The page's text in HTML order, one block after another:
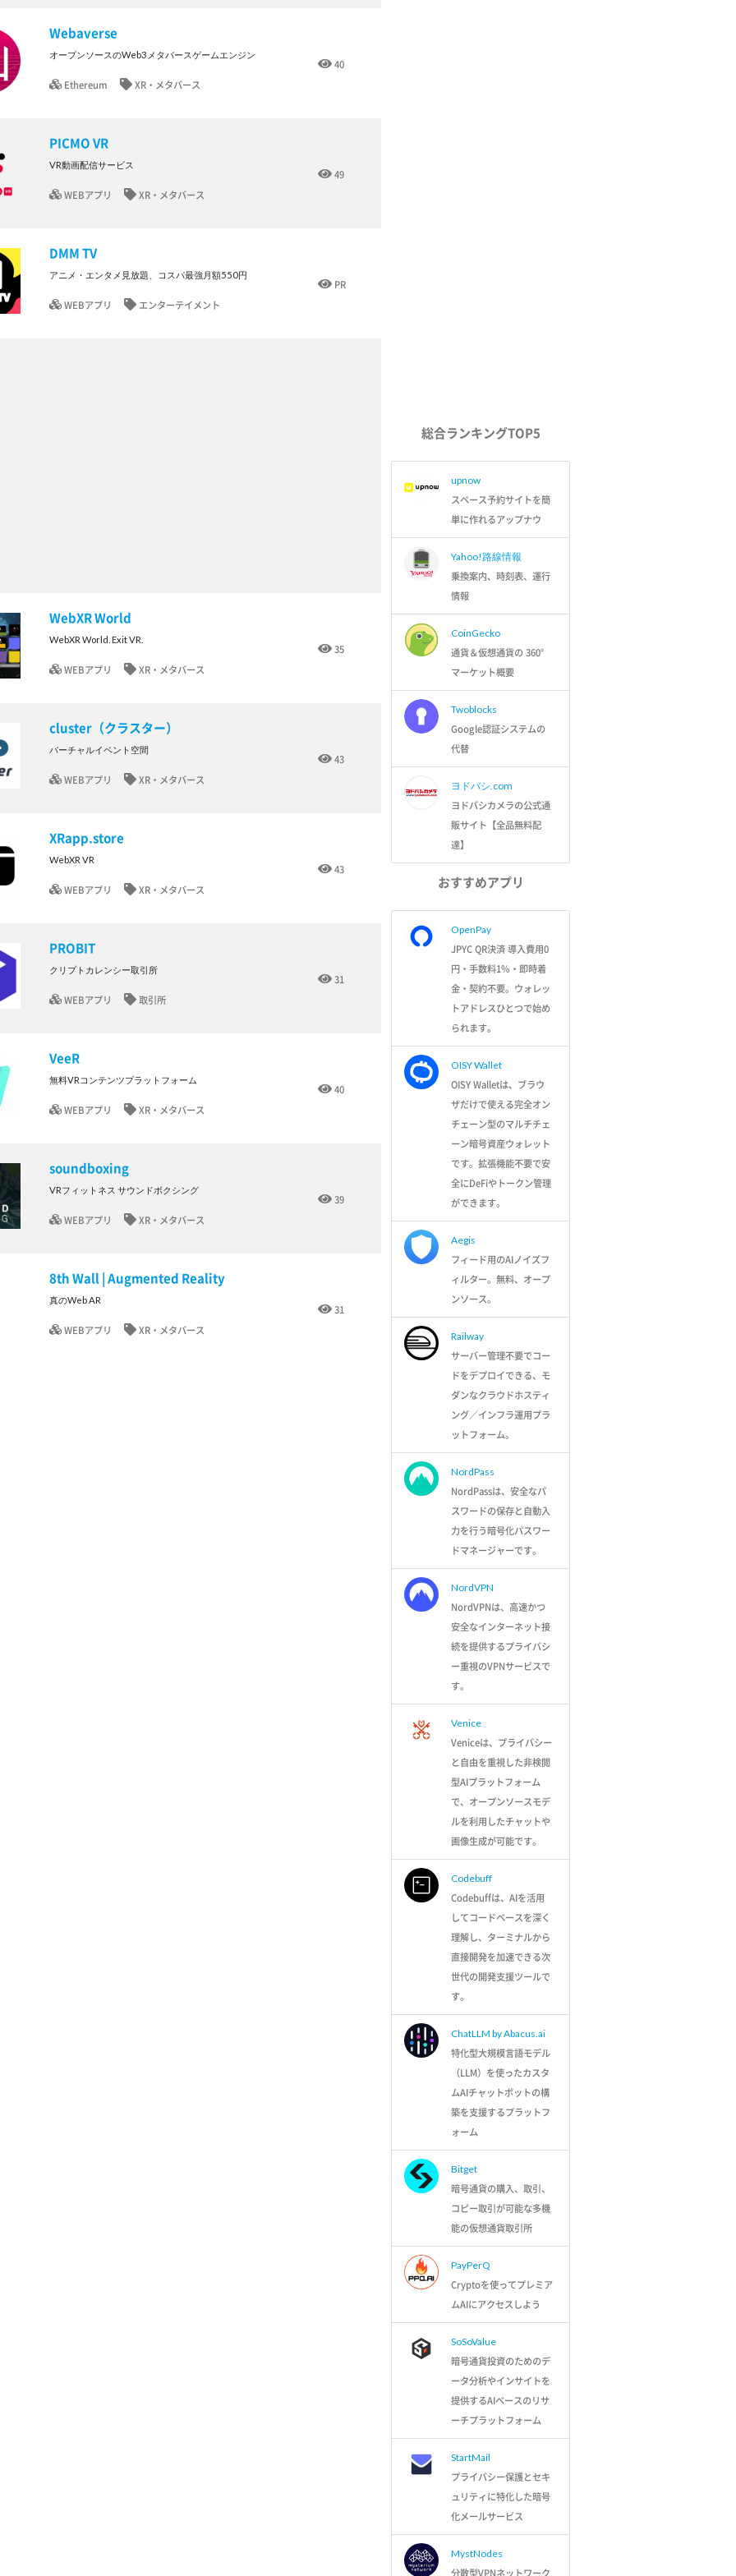
Webaverse
オープンソースのWeb3メタバースゲームエンジン
Ethereum XR・メタバース
40
PICMO VR
VR動画配信サービス
WEBアプリ XR・メタバース
49
DMM TV
アニメ・エンタメ見放題、コスパ最強月額550円
WEBアプリ エンターテイメント
PR
WebXR World
WebXR World. Exit VR.
WEBアプリ XR・メタバース
35
cluster（クラスター）
バーチャルイベント空間
WEBアプリ XR・メタバース
43
XRapp.store
WebXR VR
WEBアプリ XR・メタバース
43
PROBIT
クリプトカレンシー取引所
WEBアプリ 取引所
31
VeeR
無料VRコンテンツプラットフォーム
WEBアプリ XR・メタバース
40
soundboxing
VRフィットネス サウンドボクシング
WEBアプリ XR・メタバース
39
8th Wall | Augmented Reality
真のWeb AR
WEBアプリ XR・メタバース
31
総合ランキングTOP5
upnow
スペース予約サイトを簡
単に作れるアップナウ
Yahoo!路線情報
乗換案内、時刻表、運行
情報
CoinGecko
通貨＆仮想通貨の 360°
マーケット概要
Twoblocks
Google認証システムの
代替
ヨドバシ.com
ヨドバシカメラの公式通
販サイト【全品無料配
達】
おすすめアプリ
OpenPay
JPYC QR決済 導入費用0
円・手数料1%・即時着
金・契約不要。ウォレッ
トアドレスひとつで始め
られます。
OISY Wallet
OISY Walletは、ブラウ
ザだけで使える完全オン
チェーン型のマルチチェ
ーン暗号資産ウォレット
です。拡張機能不要で安
全にDeFiやトークン管理
ができます。
Aegis
フィード用のAIノイズフ
ィルター。無料、オープ
ンソース。
Railway
サーバー管理不要でコー
ドをデプロイできる、モ
ダンなクラウドホスティ
ング／インフラ運用プラ
ットフォーム。
NordPass
NordPassは、安全なパ
スワードの保存と自動入
力を行う暗号化パスワー
ドマネージャーです。
NordVPN
NordVPNは、高速かつ
安全なインターネット接
続を提供するプライバシ
ー重視のVPNサービスで
す。
Venice
Veniceは、プライバシー
と自由を重視した非検閲
型AIプラットフォーム
で、オープンソースモデ
ルを利用したチャットや
画像生成が可能です。
Codebuff
Codebuffは、AIを活用
してコードベースを深く
理解し、ターミナルから
直接開発を加速できる次
世代の開発支援ツールで
す。
ChatLLM by Abacus.ai
特化型大規模言語モデル
（LLM）を使ったカスタ
ムAIチャットボットの構
築を支援するプラットフ
ォーム
Bitget
暗号通貨の購入、取引、
コピー取引が可能な多機
能の仮想通貨取引所
PayPerQ
Cryptoを使ってプレミア
ムAIにアクセスしよう
SoSoValue
暗号通貨投資のためのデ
ータ分析やインサイトを
提供するAIベースのリサ
ーチプラットフォーム
StartMail
プライバシー保護とセキ
ュリティに特化した暗号
化メールサービス
MystNodes
分散型VPNネットワーク